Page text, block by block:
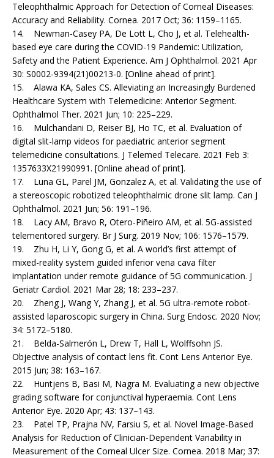
Teleophthalmic Approach for Detection of Corneal Diseases:
Accuracy and Reliability. Cornea. 2017 Oct; 36: 1159–1165.
14. Newman-Casey PA, De Lott L, Cho J, et al. Telehealth-
based eye care during the COVID-19 Pandemic: Utilization,
Safety and the Patient Experience. Am J Ophthalmol. 2021 Apr
30: S0002-9394(21)00213-0. [Online ahead of print].
15. Alawa KA, Sales CS. Alleviating an Increasingly Burdened
Healthcare System with Telemedicine: Anterior Segment.
Ophthalmol Ther. 2021 Jun; 10: 225–229.
16. Mulchandani D, Reiser BJ, Ho TC, et al. Evaluation of
digital slit-lamp videos for paediatric anterior segment
telemedicine consultations. J Telemed Telecare. 2021 Feb 3:
1357633X21990991. [Online ahead of print].
17. Luna GL, Parel JM, Gonzalez A, et al. Validating the use of
a stereoscopic robotized teleophthalmic drone slit lamp. Can J
Ophthalmol. 2021 Jun; 56: 191–196.
18. Lacy AM, Bravo R, Otero-Piñeiro AM, et al. 5G-assisted
telementored surgery. Br J Surg. 2019 Nov; 106: 1576–1579.
19. Zhu H, Li Y, Gong G, et al. A world’s first attempt of
mixed-reality system guided inferior vena cava filter
implantation under remote guidance of 5G communication. J
Geriatr Cardiol. 2021 Mar 28; 18: 233–237.
20. Zheng J, Wang Y, Zhang J, et al. 5G ultra-remote robot-
assisted laparoscopic surgery in China. Surg Endosc. 2020 Nov;
34: 5172–5180.
21. Belda-Salmerón L, Drew T, Hall L, Wolffsohn JS.
Objective analysis of contact lens fit. Cont Lens Anterior Eye.
2015 Jun; 38: 163–167.
22. Huntjens B, Basi M, Nagra M. Evaluating a new objective
grading software for conjunctival hyperaemia. Cont Lens
Anterior Eye. 2020 Apr; 43: 137–143.
23. Patel TP, Prajna NV, Farsiu S, et al. Novel Image-Based
Analysis for Reduction of Clinician-Dependent Variability in
Measurement of the Corneal Ulcer Size. Cornea. 2018 Mar; 37: